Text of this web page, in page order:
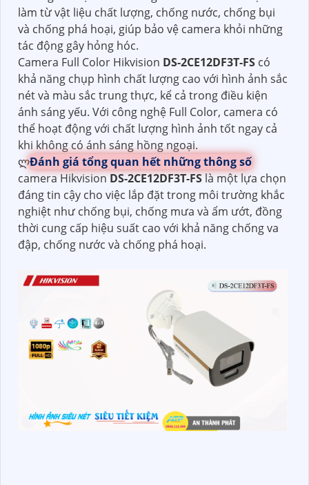
làm từ vật liệu chất lượng, chống nước, chống bụi
và chống phá hoại, giúp bảo vệ camera khỏi những
tác động gây hỏng hóc.
Camera Full Color Hikvision DS-2CE12DF3T-FS có
khả năng chụp hình chất lượng cao với hình ảnh sắc
nét và màu sắc trung thực, kể cả trong điều kiện
ánh sáng yếu. Với công nghệ Full Color, camera có
thể hoạt động với chất lượng hình ảnh tốt ngay cả
khi không có ánh sáng hồng ngoại.
ლĐánh giá tổng quan hết những thông số
camera HikvisionDS-2CE12DF3T-FSlà một lựa chọn
đáng tin cậy cho việc lắp đặt trong môi trường khắc
nghiệt như chống bụi, chống mưa và ẩm ướt, đồng
thời cung cấp hiệu suất cao với khả năng chống va
đập, chống nước và chống phá hoại.